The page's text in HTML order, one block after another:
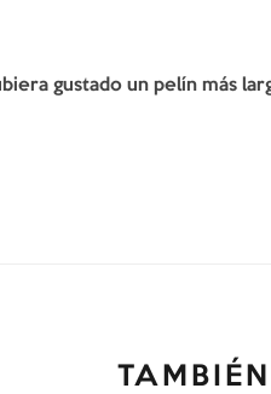
gustado un pelín más